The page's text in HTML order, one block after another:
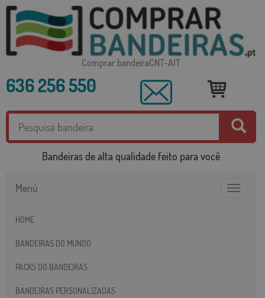
Comprar bandeiraCNT-AIT
636 256 550
Bandeiras de alta qualidade feito para você
Toggle
Menú
HOME
BANDEIRAS DO MUNDO
PACKS DO BANDEIRAS
BANDEIRAS PERSONALIZADAS